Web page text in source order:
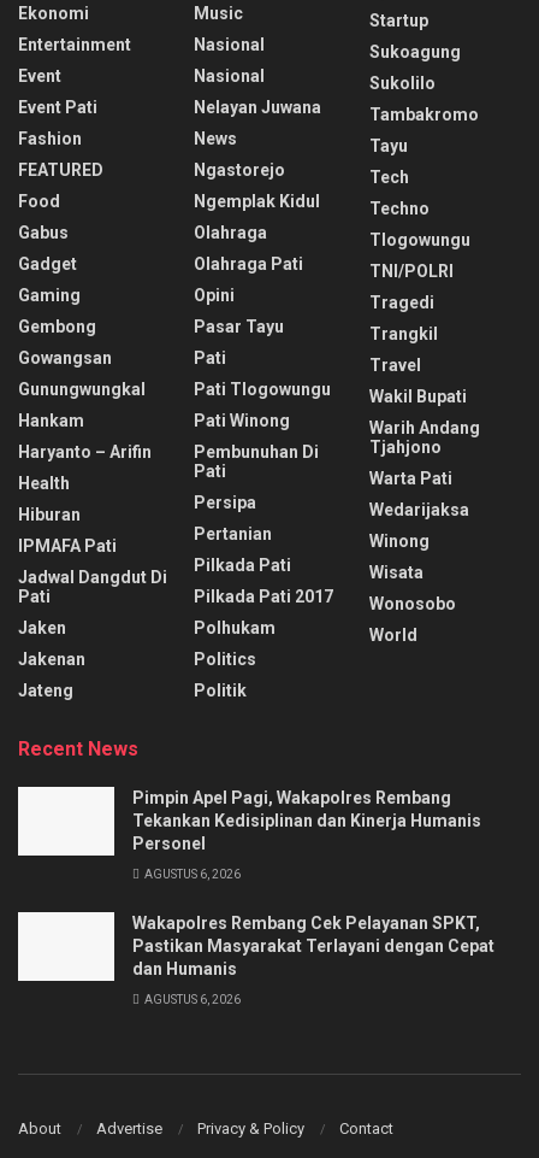
Ekonomi
Entertainment
Event
Event Pati
Fashion
FEATURED
Food
Gabus
Gadget
Gaming
Gembong
Gowangsan
Gunungwungkal
Hankam
Haryanto – Arifin
Health
Hiburan
IPMAFA Pati
Jadwal Dangdut Di
Pati
Jaken
Jakenan
Jateng
Music
Nasional
Nasional
Nelayan Juwana
News
Ngastorejo
Ngemplak Kidul
Olahraga
Olahraga Pati
Opini
Pasar Tayu
Pati
Pati Tlogowungu
Pati Winong
Pembunuhan Di
Pati
Persipa
Pertanian
Pilkada Pati
Pilkada Pati 2017
Polhukam
Politics
Politik
Startup
Sukoagung
Sukolilo
Tambakromo
Tayu
Tech
Techno
Tlogowungu
TNI/POLRI
Tragedi
Trangkil
Travel
Wakil Bupati
Warih Andang
Tjahjono
Warta Pati
Wedarijaksa
Winong
Wisata
Wonosobo
World
Recent News
Pimpin Apel Pagi, Wakapolres Rembang
Tekankan Kedisiplinan dan Kinerja Humanis
Personel
AGUSTUS 6, 2026
Wakapolres Rembang Cek Pelayanan SPKT,
Pastikan Masyarakat Terlayani dengan Cepat
dan Humanis
AGUSTUS 6, 2026
About Advertise Privacy & Policy Contact